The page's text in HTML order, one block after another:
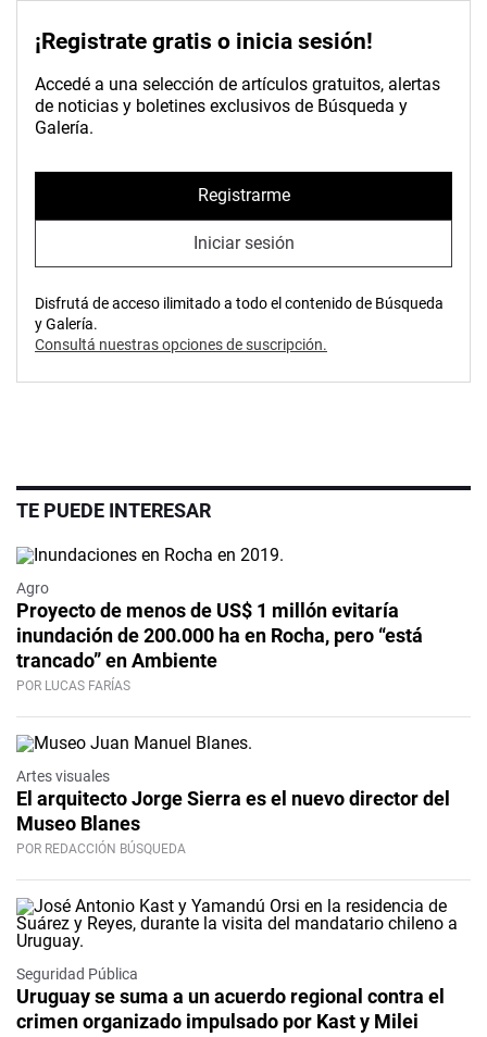
¡Registrate gratis o inicia sesión!
Accedé a una selección de artículos gratuitos, alertas
de noticias y boletines exclusivos de Búsqueda y
Galería.
Registrarme
Iniciar sesión
Disfrutá de acceso ilimitado a todo el contenido de Búsqueda
y Galería.
Consultá nuestras opciones de suscripción.
TE PUEDE INTERESAR
Agro
Proyecto de menos de US$ 1 millón evitaría
inundación de 200.000 ha en Rocha, pero “está
trancado” en Ambiente
POR LUCAS FARÍAS
Artes visuales
El arquitecto Jorge Sierra es el nuevo director del
Museo Blanes
POR REDACCIÓN BÚSQUEDA
Seguridad Pública
Uruguay se suma a un acuerdo regional contra el
crimen organizado impulsado por Kast y Milei